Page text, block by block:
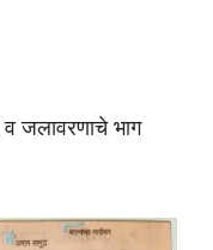
जलावरणाचे भाग